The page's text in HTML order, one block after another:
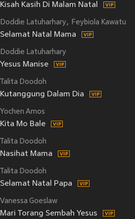
Kisah Kasih Di Malam Natal
Doddie Latuharhary Feybiola Kawatu
Selamat Natal Mama
Doddie Latuharhary
Yesus Manise
Talita Doodoh
Kutanggung Dalam Dia
Yochen Amos
Kita Mo Bale
Talita Doodoh
Nasihat Mama
Talita Doodoh
Selamat Natal Papa
Vanessa Goeslaw
Mari Torang Sembah Yesus